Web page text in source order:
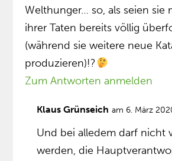
Welthunger… so, als seien sie
ihrer Taten bereits völlig
(während sie weitere neue
produzieren)!?
Zum Antworten anmelden
Klaus Grünseich am 6. März
Und bei alledem darf nicht
werden, die